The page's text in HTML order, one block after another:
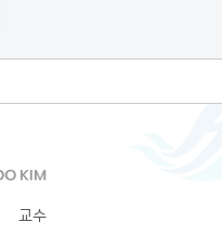
KIM
교수